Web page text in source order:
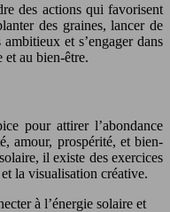
des actions qui favorisent
des graines, lancer de
et s’engager dans
et au bien-être.
pour attirer l’abondance
amour, prospérité, et bien-
il existe des exercices
la visualisation créative.
à l’énergie solaire et